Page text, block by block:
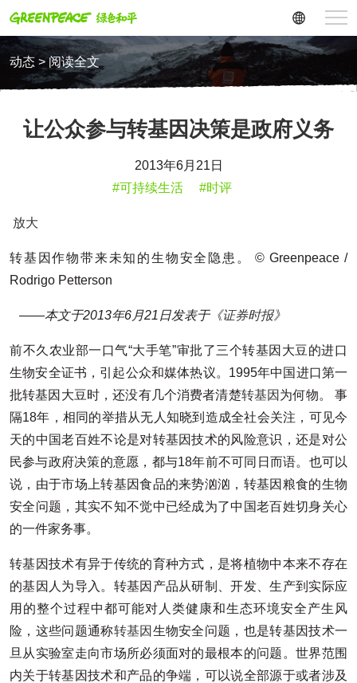
动态 > 阅读全文
让公众参与转基因决策是政府义务
2013年6月21日
#可持续生活
#时评
放大
转基因作物带来未知的生物安全隐患。 © Greenpeace /
Rodrigo Petterson
——本文于2013年6月21日发表于《证券时报》
前不久农业部一口气“大手笔”审批了三个转基因大豆的进口
生物安全证书，引起公众和媒体热议。1995年中国进口第一
批转基因大豆时，还没有几个消费者清楚转基因 为何物。 事
隔18年，相同的举措从无人知晓到造成全社会关注，可见今
天的中国老百姓不论是对转基因技术的风险意识，还是对公
民参与政府决策的意愿，都与18年前不可同日而语。也可以
说，由于市场上转基因食品的来势汹汹，转基因粮食的生物
安全问题，其实不知不觉中已经成为了中国老百姓切身关心
的一件家务事。
转基因技术有异于传统的育种方式，是将植物中本来不存在
的基因人为导入。转基因产品从研制、开发、生产到实际应
用的整个过程中都可能对人类健康和生态环境安全产生风
险，这些问题通称转基因 生物安全问题，也是转基因技术一
旦从实验室走向市场所必须面对的最根本的问题。世界范围
内关于转基因技术和产品的争端，可以说全部源于或者涉及